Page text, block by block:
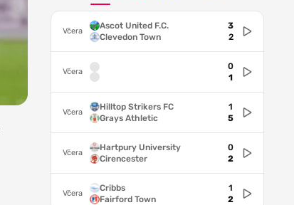
Včera
Ascot United F.C.
Clevedon Town
3
2
Včera
0
1
Včera
Hilltop Strikers FC
Grays Athletic
1
5
Včera
Hartpury University
Cirencester
0
2
Včera
Cribbs
Fairford Town
1
2